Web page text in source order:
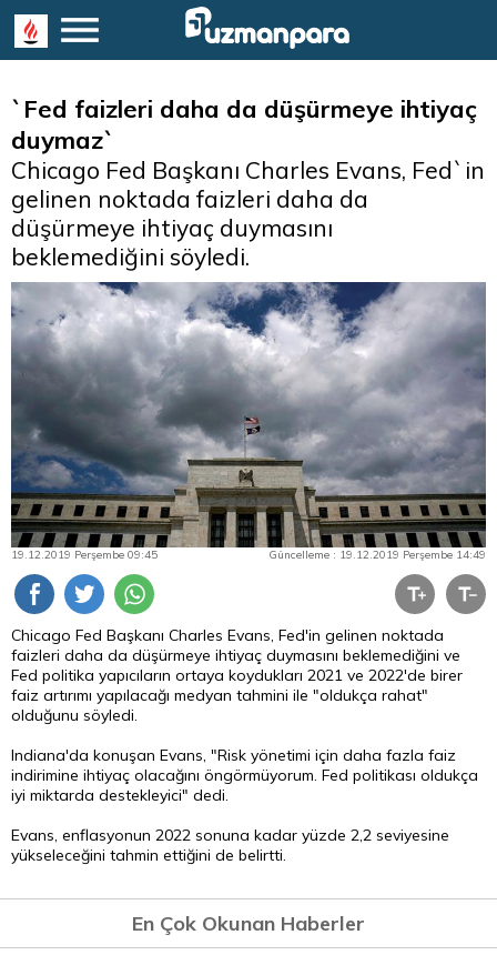
`Fed faizleri daha da düşürmeye ihtiyaç
duymaz`
Chicago Fed Başkanı Charles Evans, Fed`in
gelinen noktada faizleri daha da
düşürmeye ihtiyaç duymasını
beklemediğini söyledi.
19.12.2019 Perşembe 09:45 Güncelleme : 19.12.2019 Perşembe 14:49
Chicago Fed Başkanı Charles Evans, Fed'in gelinen noktada
faizleri daha da düşürmeye ihtiyaç duymasını beklemediğini ve
Fed politika yapıcıların ortaya koydukları 2021 ve 2022'de birer
faiz artırımı yapılacağı medyan tahmini ile "oldukça rahat"
olduğunu söyledi.
Indiana'da konuşan Evans, "Risk yönetimi için daha fazla faiz
indirimine ihtiyaç olacağını öngörmüyorum. Fed politikası oldukça
iyi miktarda destekleyici" dedi.
Evans, enflasyonun 2022 sonuna kadar yüzde 2,2 seviyesine
yükseleceğini tahmin ettiğini de belirtti.
En Çok Okunan Haberler